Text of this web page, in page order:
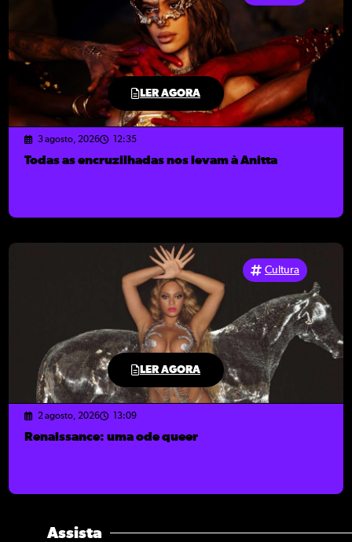
LER AGORA
3 agosto, 2026 12:35
Todas as encruzilhadas nos levam à Anitta
LER AGORA
Cultura
2 agosto, 2026 13:09
Renaissance: uma ode queer
Assista